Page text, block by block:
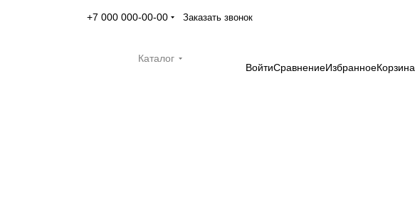
+7 000 000-00-00 Заказать звонок
Каталог
ВойтиСравнениеИзбранноеКорзина